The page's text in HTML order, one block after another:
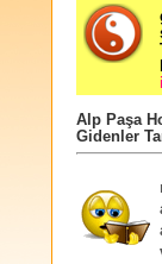
Alp Paşa
Gidenler